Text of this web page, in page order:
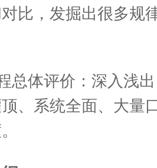
比，发掘出很多规
总体评价：深入浅
、系统全面、大量